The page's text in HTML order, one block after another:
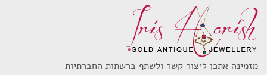
מזמינה אתכן ליצור קשר ולשתף ברשתות החברתיות